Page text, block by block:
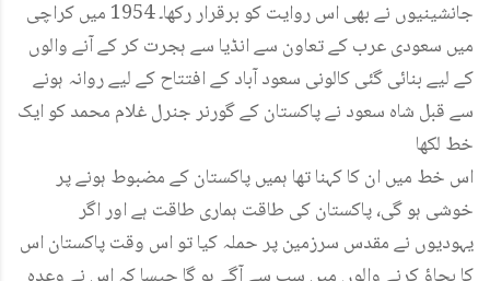
جانشینیوں نے بھی اس روایت کو برقرار رکھا۔ 1954 میں کراچی
میں سعودی عرب کے تعاون سے انڈیا سے ہجرت کر کے آنے والوں
کے لیے بنائی گئی کالونی سعود آباد کے افتتاح کے لیے روانہ ہونے
سے قبل شاہ سعود نے پاکستان کے گورنر جنرل غلام محمد کو ایک
خط لکھا
اس خط میں ان کا کہنا تھا ہمیں پاکستان کے مضبوط ہونے پر
خوشی ہو گی، پاکستان کی طاقت ہماری طاقت ہے اور اگر
یہودیوں نے مقدس سرزمین پر حملہ کیا تو اس وقت پاکستان اس